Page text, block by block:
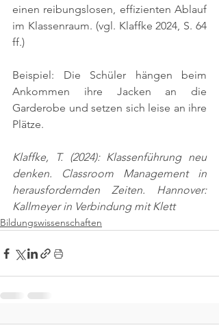
einen reibungslosen, effizienten Ablauf
im Klassenraum. (vgl. Klaffke 2024, S. 64
ff.)
Beispiel: Die Schüler hängen beim
Ankommen ihre Jacken an die
Garderobe und setzen sich leise an ihre
Plätze.
Klaffke, T. (2024): Klassenführung neu
denken. Classroom Management in
herausfordernden Zeiten. Hannover:
Kallmeyer in Verbindung mit Klett
Bildungswissenschaften